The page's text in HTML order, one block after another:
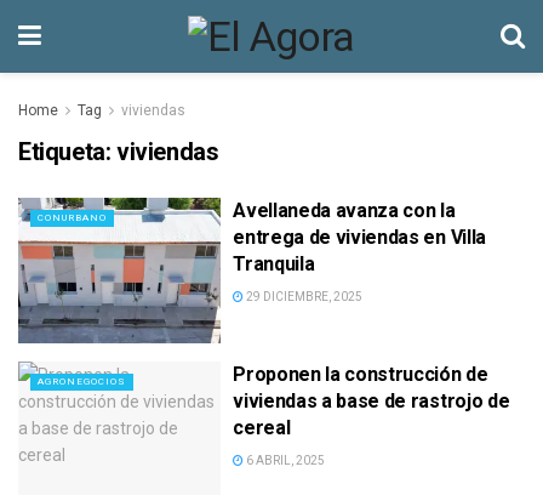
Home Tag viviendas
Etiqueta: viviendas
CONURBANO
Avellaneda avanza con la
entrega de viviendas en Villa
Tranquila
29 DICIEMBRE, 2025
AGRONEGOCIOS
Proponen la construcción de
viviendas a base de rastrojo de
cereal
6 ABRIL, 2025